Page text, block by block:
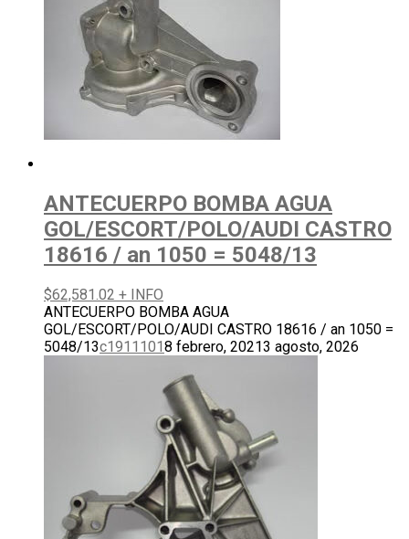
ANTECUERPO BOMBA AGUA
GOL/ESCORT/POLO/AUDI CASTRO
18616 / an 1050 = 5048/13
$62,581.02 + INFO
ANTECUERPO BOMBA AGUA
GOL/ESCORT/POLO/AUDI CASTRO 18616 / an 1050 =
5048/13c19111018 febrero, 20213 agosto, 2026